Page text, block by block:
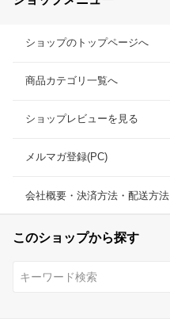
ショップのトップページへ
商品カテゴリ一覧へ
ショップレビューを見る
メルマガ登録(PC)
会社概要・決済方法・配送方法
このショップから探す